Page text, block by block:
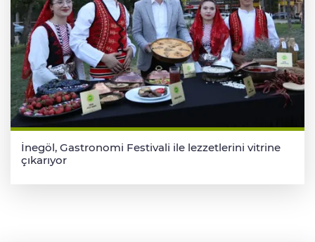
İnegöl, Gastronomi Festivali ile lezzetlerini vitrine
çıkarıyor